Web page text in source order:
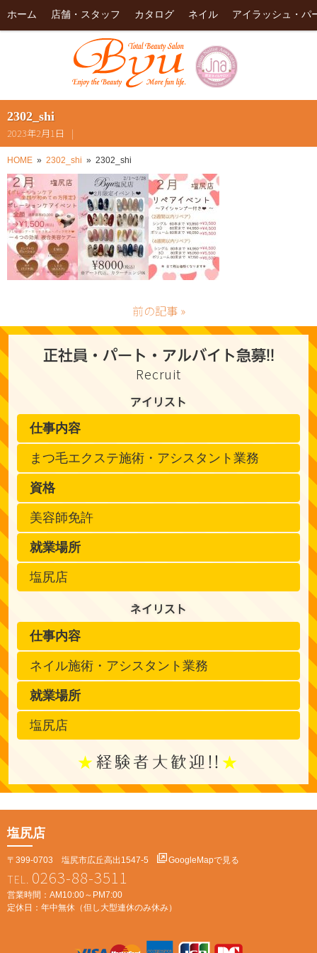
ホーム 店舗・スタッフ カタログ ネイル アイラッシュ・パ
2302_shi
2023年2月1日
HOME 2302_shi 2302_shi
前の記事 »
正社員・パート・アルバイト急募!!
Recruit
アイリスト
仕事内容
まつ毛エクステ施術・アシスタント業務
資格
美容師免許
就業場所
塩尻店
ネイリスト
仕事内容
ネイル施術・アシスタント業務
就業場所
塩尻店
経験者大歓迎!!
塩尻店
〒399-0703 塩尻市広丘高出1547-5 GoogleMapで見る
0263-88-3511
営業時間：AM10:00～PM7:00
定休日：年中無休（但し大型連休のみ休み）